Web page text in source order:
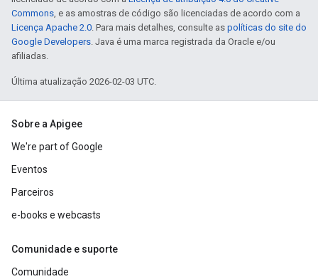
Commons, e as amostras de código são licenciadas de acordo com a
Licença Apache 2.0. Para mais detalhes, consulte as políticas do site do
Google Developers. Java é uma marca registrada da Oracle e/ou
afiliadas.
Última atualização 2026-02-03 UTC.
Sobre a Apigee
We're part of Google
Eventos
Parceiros
e-books e webcasts
Comunidade e suporte
Comunidade